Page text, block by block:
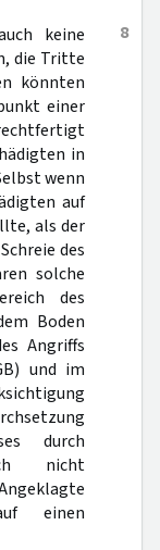
8
keine
die Tritte
könnten
einer
in
wenn
auf
als der
des
solche
des
Boden
Angriffs
und im
durch
nicht
einen